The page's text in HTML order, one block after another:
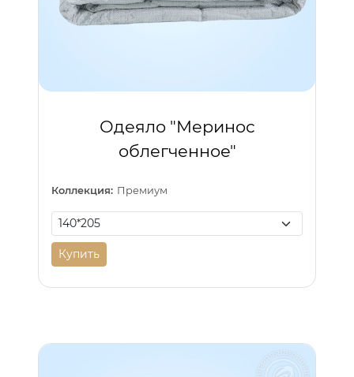
Одеяло "Меринос
облегченное"
Коллекция: Премиум
Купить